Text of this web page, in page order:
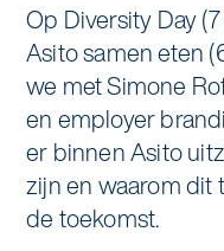
Specialistische
Graffitireiniging
Glas- en
Reinigen en coaten
Onderwijs
Overheid
Recreatie
Asito impuls
Sponsoring
Locaties
Op Diversity Day
Asito samen eten
we met Simone
en employer
er binnen Asito
zijn en waarom dit
de toekomst.